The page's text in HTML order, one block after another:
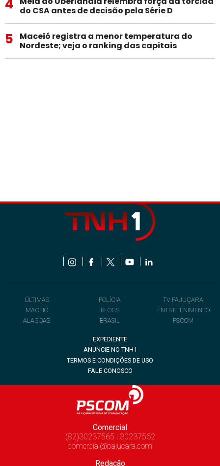
4
do CSA antes de decisão pela Série D
5
Maceió registra a menor temperatura do
Nordeste; veja o ranking das capitais
ÚLTIMAS
MACEIÓ
ALAGOAS
POLÍCIA
BLOGS
BRASIL
TV PAJUÇARA
ENTRETENIMENTO
PSCOM
EXPEDIENTE
ANUNCIE NO TNH1
TERMOS E CONDIÇÕES DE USO
FALE CONOSCO
Comercial
(82)30237565 | 30237562
comercial@pajucara.com
Redação